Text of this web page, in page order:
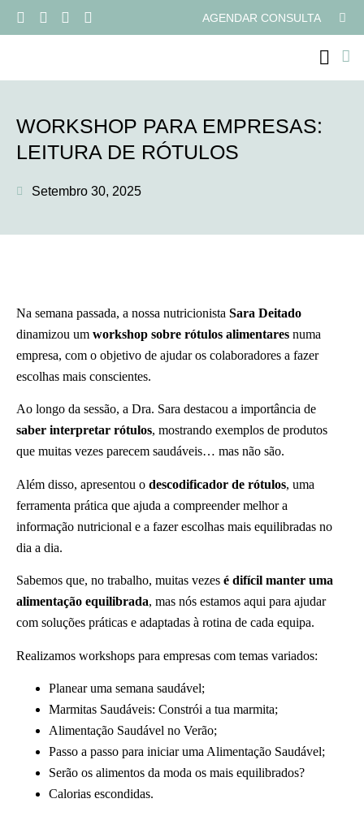
AGENDAR CONSULTA
WORKSHOP PARA EMPRESAS:
LEITURA DE RÓTULOS
Setembro 30, 2025
Na semana passada, a nossa nutricionista Sara Deitado
dinamizou um workshop sobre rótulos alimentares numa
empresa, com o objetivo de ajudar os colaboradores a fazer
escolhas mais conscientes.
Ao longo da sessão, a Dra. Sara destacou a importância de
saber interpretar rótulos, mostrando exemplos de produtos
que muitas vezes parecem saudáveis… mas não são.
Além disso, apresentou o descodificador de rótulos, uma
ferramenta prática que ajuda a compreender melhor a
informação nutricional e a fazer escolhas mais equilibradas no
dia a dia.
Sabemos que, no trabalho, muitas vezes é difícil manter uma
alimentação equilibrada, mas nós estamos aqui para ajudar
com soluções práticas e adaptadas à rotina de cada equipa.
Realizamos workshops para empresas com temas variados:
Planear uma semana saudável;
Marmitas Saudáveis: Constrói a tua marmita;
Alimentação Saudável no Verão;
Passo a passo para iniciar uma Alimentação Saudável;
Serão os alimentos da moda os mais equilibrados?
Calorias escondidas.